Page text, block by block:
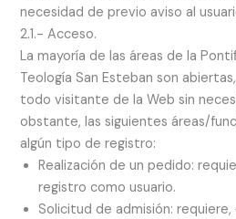
necesidad de previo aviso al
2.1.- Acceso.
La mayoría de las áreas de la
Teología San Esteban son
todo visitante de la Web sin
obstante, las siguientes áreas/
algún tipo de registro:
Realización de un pedido:
registro como usuario.
Solicitud de admisión: